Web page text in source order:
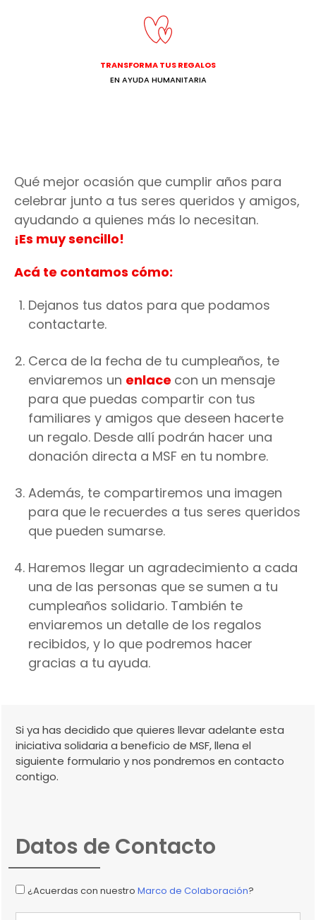
TRANSFORMA TUS REGALOS
EN AYUDA HUMANITARIA
Qué mejor ocasión que cumplir años para
celebrar junto a tus seres queridos y amigos,
ayudando a quienes más lo necesitan.
¡Es muy sencillo!
Acá te contamos cómo:
Dejanos tus datos para que podamos
contactarte.
Cerca de la fecha de tu cumpleaños, te
enviaremos un enlace con un mensaje
para que puedas compartir con tus
familiares y amigos que deseen hacerte
un regalo. Desde allí podrán hacer una
donación directa a MSF en tu nombre.
Además, te compartiremos una imagen
para que le recuerdes a tus seres queridos
que pueden sumarse.
Haremos llegar un agradecimiento a cada
una de las personas que se sumen a tu
cumpleaños solidario. También te
enviaremos un detalle de los regalos
recibidos, y lo que podremos hacer
gracias a tu ayuda.
Si ya has decidido que quieres llevar adelante esta
iniciativa solidaria a beneficio de MSF, llena el
siguiente formulario y nos pondremos en contacto
contigo.
Datos de Contacto
¿Acuerdas con nuestro Marco de Colaboración?